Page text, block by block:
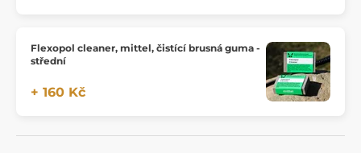
Flexopol cleaner, mittel, čistící brusná guma -
střední
+ 160 Kč